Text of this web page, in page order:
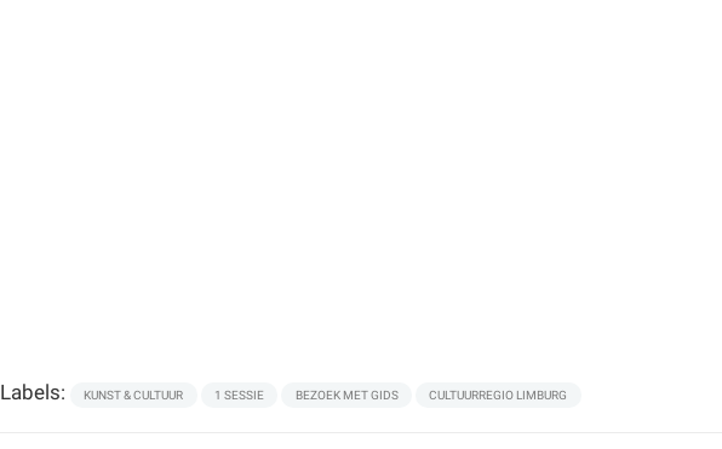
Labels: KUNST & CULTUUR 1 SESSIE BEZOEK MET GIDS CULTUURREGIO LIMBURG